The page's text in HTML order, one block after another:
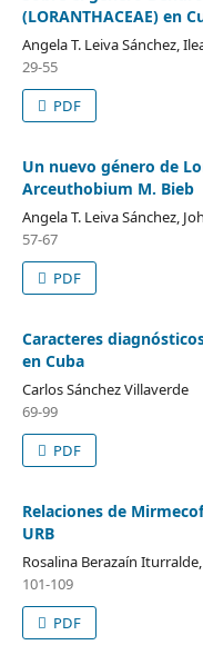
(LORANTHACEAE) en
Angela T. Leiva Sánchez,
29-55
PDF
Un nuevo género de
Arceuthobium M. Bieb
Angela T. Leiva Sánchez,
57-67
PDF
Caracteres
en Cuba
Carlos Sánchez Villaverde
69-99
PDF
Relaciones de
URB
Rosalina Berazaín
101-109
PDF